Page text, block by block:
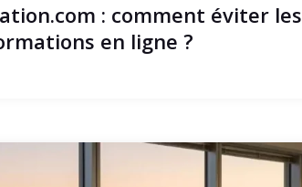
: comment éviter les
en ligne ?